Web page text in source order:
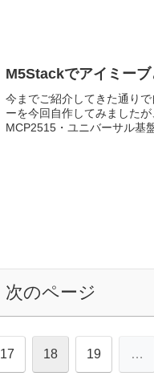
M5Stackでアイミーブ
今までご紹介してきた通り
ーを今回自作してみました
MCP2515・ユニバーサル基
次のページ
17 18 19 …